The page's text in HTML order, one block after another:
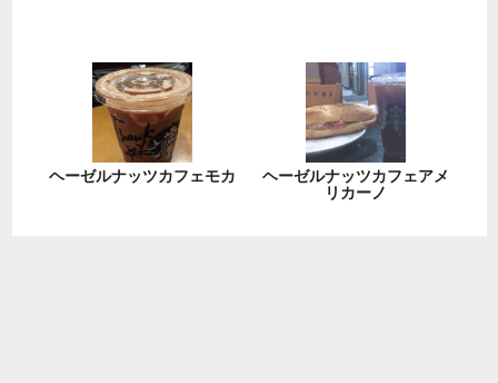
ヘーゼルナッツカフェモカ
ヘーゼルナッツカフェアメ
リカーノ